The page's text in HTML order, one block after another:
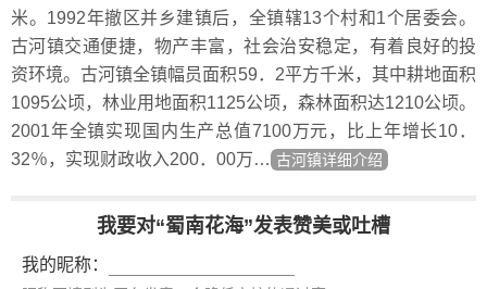
米。1992年撤区并乡建镇后，全镇辖13个村和1个居委会。
古河镇交通便捷，物产丰富，社会治安稳定，有着良好的投
资环境。古河镇全镇幅员面积59．2平方千米，其中耕地面积
1095公顷，林业用地面积1125公顷，森林面积达1210公顷。
2001年全镇实现国内生产总值7100万元，比上年增长10．
32％，实现财政收入200．00万… 古河镇详细介绍
我要对“蜀南花海”发表赞美或吐槽
我的昵称：